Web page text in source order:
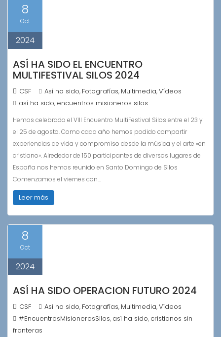
8
Oct
2024
ASÍ HA SIDO EL ENCUENTRO
MULTIFESTIVAL SILOS 2024
CSF Así ha sido, Fotografías, Multimedia,Vídeos
así ha sido, encuentros misioneros silos
Hemos celebrado el VIII Encuentro MultiFestival Silos entre el 23 y
el 25 de agosto. Como cada año hemos podido compartir
experiencias de vida y compromiso desde la música y el arte «en
cristiano». Alrededor de 150 participantes de diversos lugares de
España nos hemos reunido en Santo Domingo de Silos
Comenzamos el viernes con…
Leer más
8
Oct
2024
ASÍ HA SIDO OPERACION FUTURO 2024
CSF Así ha sido, Fotografías, Multimedia,Vídeos
#EncuentrosMisionerosSilos, así ha sido, cristianos sin
fronteras